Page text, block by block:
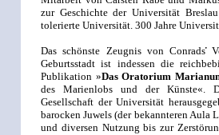
zur Geschichte der Universität
tolerierte Universität. 300 Jahre
Das schönste Zeugnis von Conrads̕̕
Geburtsstadt ist indessen die
Publikation »Das Oratorium
des Marienlobs und der Künste«.
Gesellschaft der Universität
barocken Juwels (der bekannteren
und diversen Nutzung bis zur